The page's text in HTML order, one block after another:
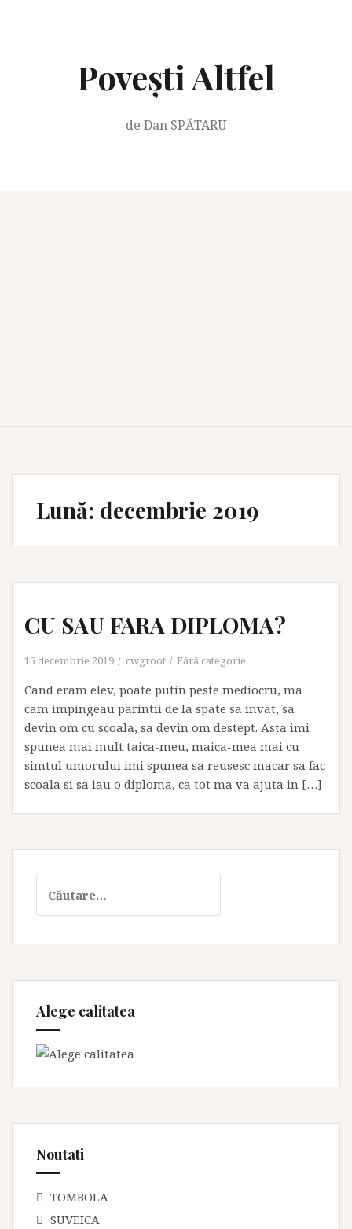
Povești Altfel
de Dan SPĂTARU
Lună: decembrie 2019
CU SAU FARA DIPLOMA?
15 decembrie 2019 cwgroot Fără categorie
Cand eram elev, poate putin peste mediocru, ma
cam impingeau parintii de la spate sa invat, sa
devin om cu scoala, sa devin om destept. Asta imi
spunea mai mult taica-meu, maica-mea mai cu
simtul umorului imi spunea sa reusesc macar sa fac
scoala si sa iau o diploma, ca tot ma va ajuta in […]
după:
Alege calitatea
Noutati
TOMBOLA
SUVEICA